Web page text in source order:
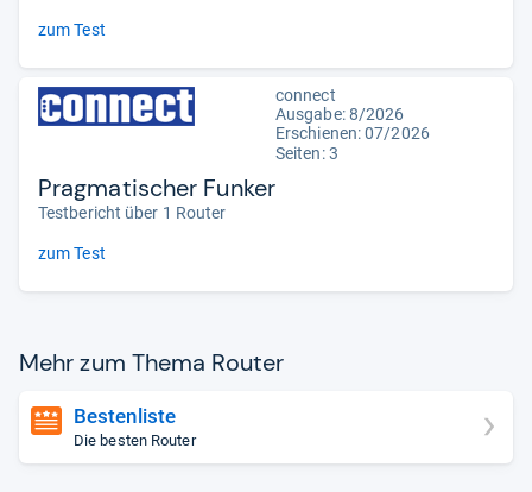
zum Test
connect
Ausgabe: 8/2026
Erschienen:07/2026
Seiten: 3
Pragmatischer Funker
Testbericht über 1 Router
zum Test
Mehr zum Thema Rou­ter
Bestenliste
Die besten Router